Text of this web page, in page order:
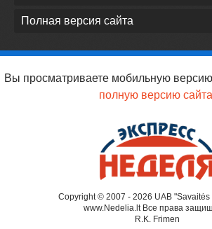
Полная версия сайта
Вы просматриваете мобильную
полную версию
Copyright © 2007 - 2026 UAB "Savaitės
www.Nedelia.lt Все права
R.K. Frimen